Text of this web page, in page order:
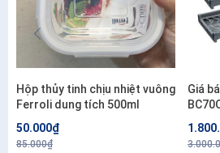
Hộp thủy tinh chịu nhiệt vuông
Ferroli dung tích 500ml
50.000₫
85.000₫
Giá